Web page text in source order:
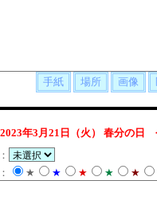
2023年3月21日（火）
春分の日
★ ★ ★ ★ ★